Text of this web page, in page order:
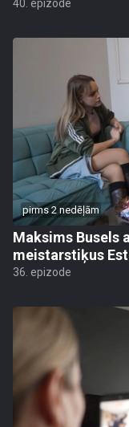
40. epizode
pirms 2 nedēļām
Maksims Busels
meistarstiķus
36. epizode